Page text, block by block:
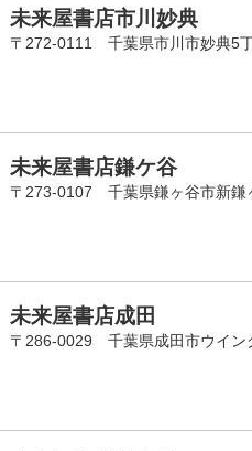
未来屋書店市川妙典
〒272-0111 千葉県市川市妙典5
未来屋書店鎌ケ谷
〒273-0107 千葉県鎌ヶ谷市新鎌
未来屋書店成田
〒286-0029 千葉県成田市ウイン